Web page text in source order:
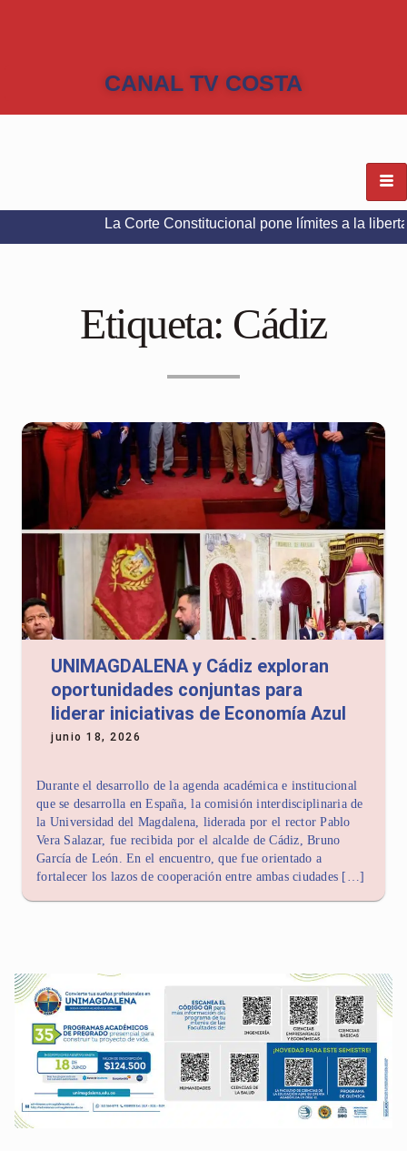
CANAL TV COSTA
La Corte Constitucional pone límites a la libertad de
Etiqueta: Cádiz
UNIMAGDALENA y Cádiz exploran
oportunidades conjuntas para
liderar iniciativas de Economía Azul
junio 18, 2026
Durante el desarrollo de la agenda académica e institucional
que se desarrolla en España, la comisión interdisciplinaria de
la Universidad del Magdalena, liderada por el rector Pablo
Vera Salazar, fue recibida por el alcalde de Cádiz, Bruno
García de León. En el encuentro, que fue orientado a
fortalecer los lazos de cooperación entre ambas ciudades […]